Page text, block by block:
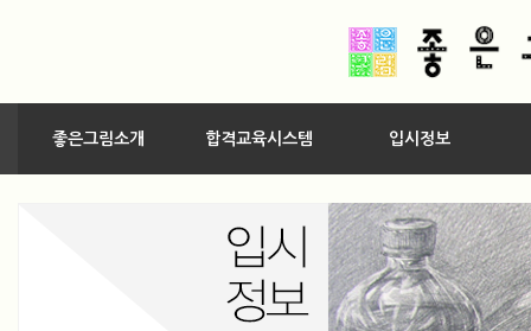
좋은그림소개 합격교육시스템 입시정보